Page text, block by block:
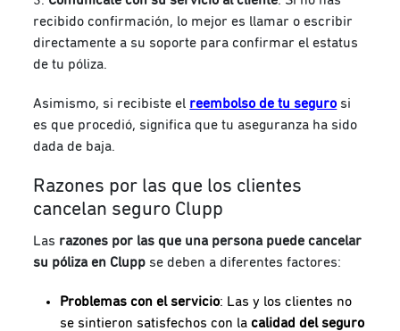
recibido confirmación, lo mejor es llamar o escribir
directamente a su soporte para confirmar el estatus
de tu póliza.
Asimismo, si recibiste el reembolso de tu seguro si
es que procedió, significa que tu aseguranza ha sido
dada de baja.
Razones por las que los clientes
cancelan seguro Clupp
Las razones por las que una persona puede cancelar
su póliza en Cluppse deben a diferentes factores:
Problemas con el servicio: Las y los clientes no
se sintieron satisfechos con lacalidad del seguro